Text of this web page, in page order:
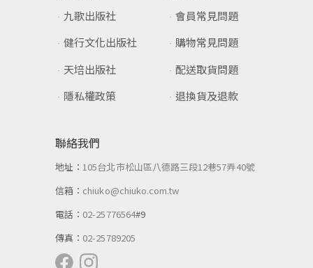
九歌出版社
健行文化出版社
天培出版社
隱私權政策
會員常見問題
購物常見問題
配送取貨問題
退換貨及退款
聯絡我們
地址： 105台北市松山區八德路三段12巷57弄40號
信箱： chiuko@chiuko.com.tw
電話： 02-25776564#9
傳真： 02-25789205